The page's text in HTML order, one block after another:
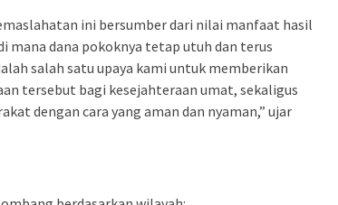
ini bersumber dari nilai manfaat hasil
mana dana pokoknya tetap utuh dan terus
salah satu upaya kami untuk memberikan
tersebut bagi kesejahteraan umat, sekaligus
dengan cara yang aman dan nyaman,” ujar